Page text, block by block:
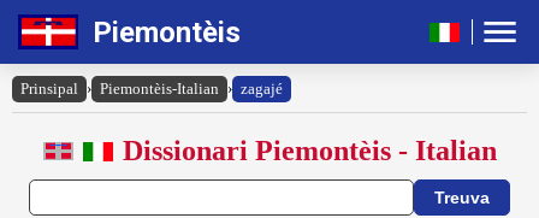
Piemontèis
Prinsipal › Piemontèis-Italian › zagajé
Dissionari Piemontèis - Italian